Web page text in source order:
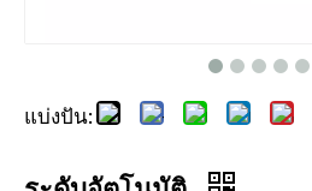
ระดับอัตโนมัติ
แบ่งปัน: